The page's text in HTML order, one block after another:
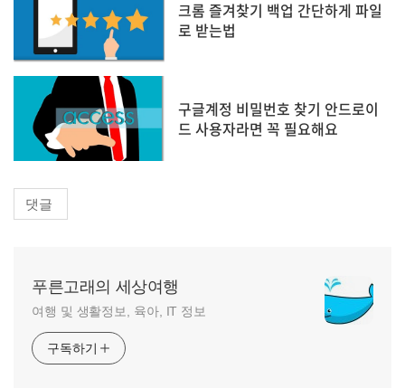
크롬 즐겨찾기 백업 간단하게 파일
로 받는법
구글계정 비밀번호 찾기 안드로이
드 사용자라면 꼭 필요해요
댓글
푸른고래의 세상여행
여행 및 생활정보, 육아, IT 정보
구독하기